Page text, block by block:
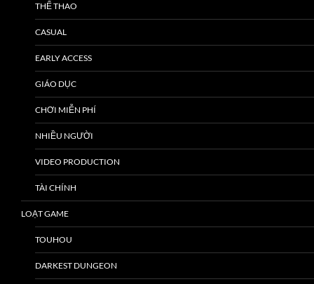
THỂ THAO
CASUAL
EARLY ACCESS
GIÁO DỤC
CHƠI MIỄN PHÍ
NHIỀU NGƯỜI
VIDEO PRODUCTION
TÀI CHÍNH
LOẠT GAME
TOUHOU
DARKEST DUNGEON